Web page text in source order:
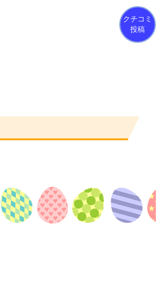
クチコミ
投稿